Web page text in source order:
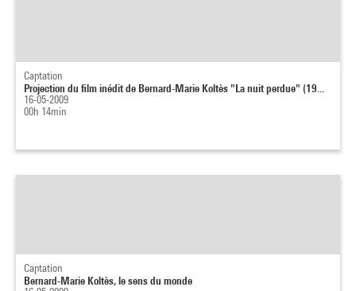
Captation
Projection du film inédit de Bernard-Marie Koltès "La nuit perdue" (19...
16-05-2009
00h 14min
Captation
Bernard-Marie Koltès, le sens du monde